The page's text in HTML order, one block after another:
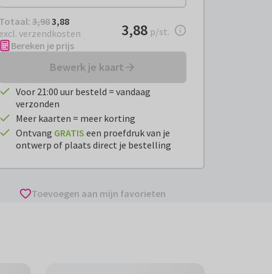
€ 3,88
3,983,88
verzendkosten
€ 3,88per stuk
3,88 p/st.
Bereken je prijs
Bewerk je kaart
Voor 21:00 uur besteld = vandaag
verzonden
Meer kaarten = meer korting
Ontvang GRATIS een proefdruk van je
ontwerp of plaats direct je bestelling
Toevoegen aan mijn favorieten